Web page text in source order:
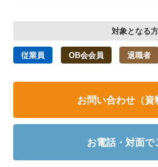
対象となる方
従業員 OB会会員 退職者
お問い合わせ（資
お電話・対面で